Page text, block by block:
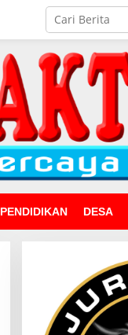
PENDIDIKAN DESA